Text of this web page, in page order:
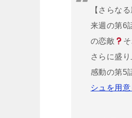
【さらな
来週の第6
の恋敵
さらに盛り
感動の第5
シュを用